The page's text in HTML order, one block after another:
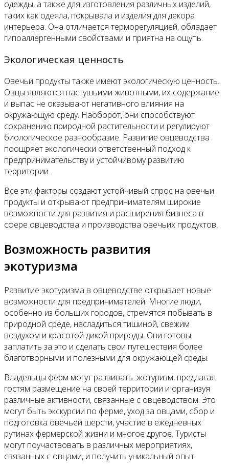
одежды, а также для изготовления различных изделий,
таких как одеяла, покрывала и изделия для декора
интерьера. Она отличается терморегуляцией, обладает
гипоаллергенными свойствами и приятна на ощупь.
Экологическая ценность
Овечьи продукты также имеют экологическую ценность.
Овцы являются пастушьими животными, их содержание
и выпас не оказывают негативного влияния на
окружающую среду. Наоборот, они способствуют
сохранению природной растительности и регулируют
биологическое разнообразие. Развитие овцеводства
поощряет экологически ответственный подход к
предпринимательству и устойчивому развитию
территории.
Все эти факторы создают устойчивый спрос на овечьи
продукты и открывают предпринимателям широкие
возможности для развития и расширения бизнеса в
сфере овцеводства и производства овечьих продуктов.
Возможность развития
экотуризма
Развитие экотуризма в овцеводстве открывает новые
возможности для предпринимателей. Многие люди,
особенно из больших городов, стремятся побывать в
природной среде, насладиться тишиной, свежим
воздухом и красотой дикой природы. Они готовы
заплатить за это и сделать свои путешествия более
благотворными и полезными для окружающей среды.
Владельцы ферм могут развивать экотуризм, предлагая
гостям размещение на своей территории и организуя
различные активности, связанные с овцеводством. Это
могут быть экскурсии по ферме, уход за овцами, сбор и
подготовка овечьей шерсти, участие в ежедневных
рутинах фермерской жизни и многое другое. Туристы
могут поучаствовать в различных мероприятиях,
связанных с овцами, и получить уникальный опыт.